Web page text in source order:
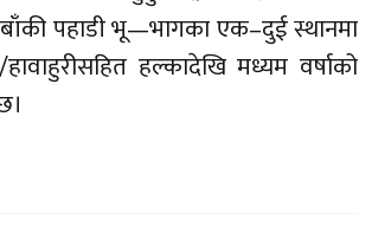
पहाडी भू—भागका एक–दुई स्थानमा
हल्कादेखि मध्यम वर्षाको